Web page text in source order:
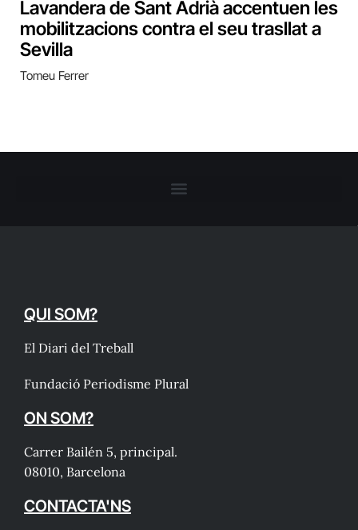
Lavandera de Sant Adrià accentuen les
mobilitzacions contra el seu trasllat a
Sevilla
Tomeu Ferrer
QUI SOM?
El Diari del Treball
Fundació Periodisme Plural
ON SOM?
Carrer Bailén 5, principal.
08010, Barcelona
CONTACTA'NS